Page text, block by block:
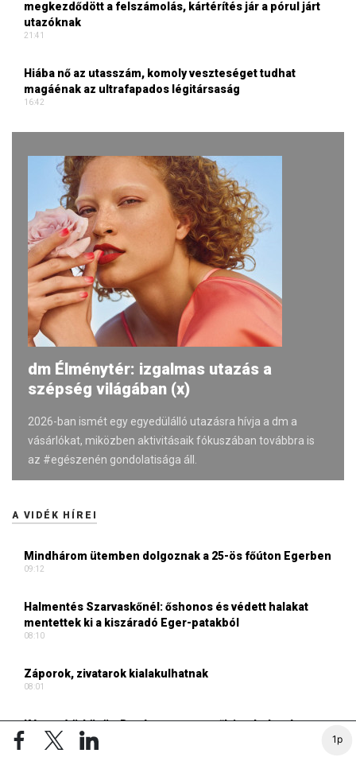
1p
megkezdődött a felszámolás, kártérítés jár a pórul járt
utazóknak
21:41
Hiába nő az utasszám, komoly veszteséget tudhat
magáénak az ultrafapados légitársaság
16:42
dm Élménytér: izgalmas utazás a
szépség világában (x)
2026-ban ismét egy egyedülálló utazásra hívja a dm a
vásárlókat, miközben aktivitásaik fókuszában továbbra is
az #egészenén gondolatisága áll.
A VIDÉK HÍREI
Mindhárom ütemben dolgoznak a 25-ös főúton Egerben
09:12
Halmentés Szarvaskőnél: őshonos és védett halakat
mentettek ki a kiszáradó Eger-patakból
08:10
Záporok, zivatarok kialakulhatnak
08:01
Két autó ütközött Bogácson, a mentők is a helyszínre
érkeztek